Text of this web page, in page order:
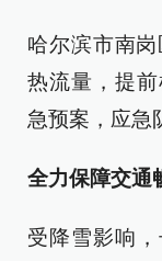
哈尔滨市南
热流量，提
急预案，应急
全力保障交通
受降雪影响